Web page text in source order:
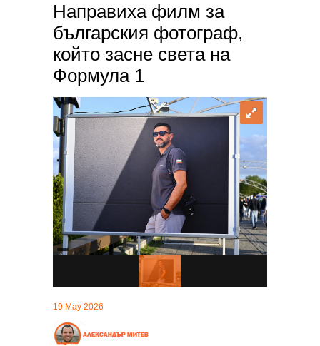
Направиха филм за
българския фотограф,
който засне света на
Формула 1
19 May 2026